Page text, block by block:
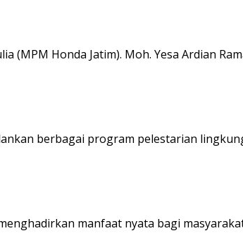
Honda Jatim). Moh. Yesa Ardian
berbagai program pelestarian
manfaat nyata bagi